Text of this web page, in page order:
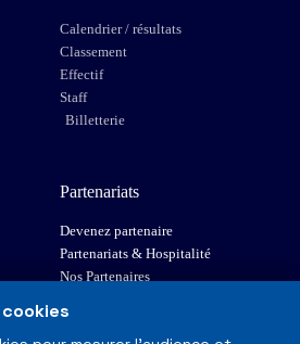
Calendrier / résultats
Classement
Effectif
Staff
Billetterie
Partenariats
Devenez partenaire
Partenariats & Hospitalité
Nos Partenaires